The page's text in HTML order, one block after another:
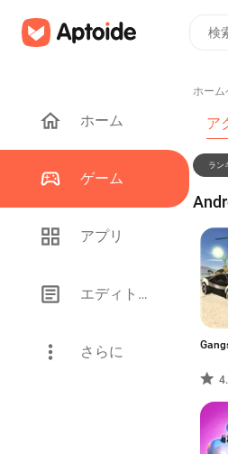
ホーム
ゲーム
アプリ
エディトリアル
さらに
ホーム
ア
ラン